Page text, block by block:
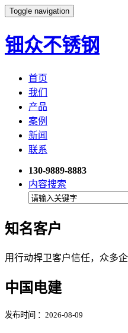
Toggle navigation
钿众不锈钢
首页
我们
产品
案例
新闻
联系
130-9889-8883
内容搜索
知名客户
用行动捍卫客户信任，众多
中国电建
发布时间 ：2026-08-09